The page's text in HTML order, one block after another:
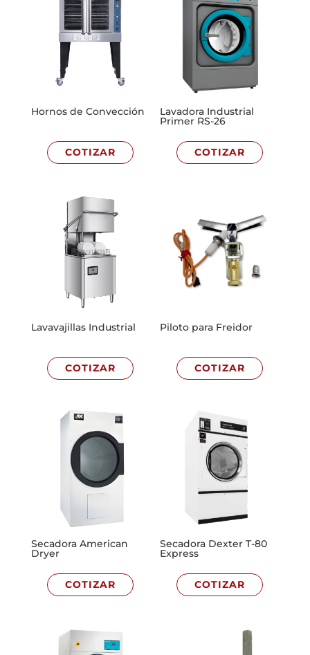
Hornos de Convección
COTIZAR
Lavadora Industrial
Primer RS-26
COTIZAR
Lavavajillas Industrial
COTIZAR
Piloto para Freidor
COTIZAR
Secadora American
Dryer
COTIZAR
Secadora Dexter T-80
Express
COTIZAR